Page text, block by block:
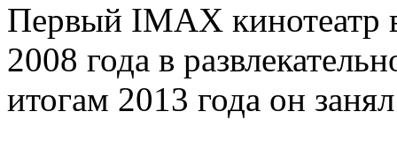
Первый IMAX кинотеатр
2008 года в
итогам 2013 года он